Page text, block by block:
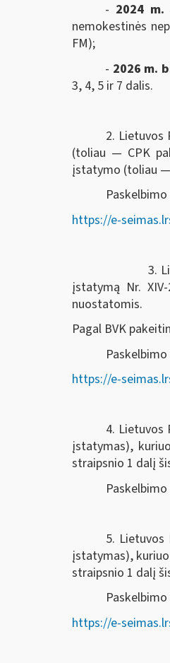
- 2024
nemokestinės
FM);
- 2026 m.
3, 4, 5 ir 7 dalis.
2. Lietuvos
(toliau — CPK
įstatymo (toliau —
https://e-
3. Lietuvos
įstatymą Nr.
nuostatomis.
Pagal BVK
https://e-
4. Lietuvos
įstatymas),
straipsnio 1 dalį
5.
įstatymas),
straipsnio 1 dalį
https://e-